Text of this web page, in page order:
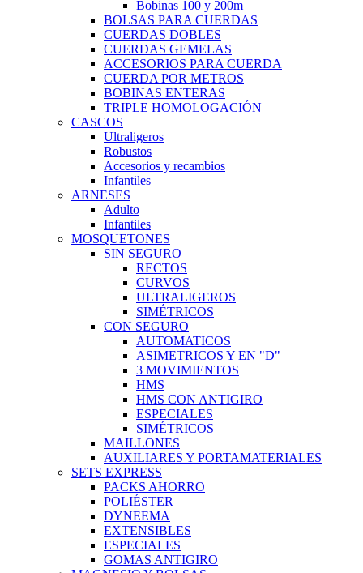
Bobinas 100 y 200m
BOLSAS PARA CUERDAS
CUERDAS DOBLES
CUERDAS GEMELAS
ACCESORIOS PARA CUERDA
CUERDA POR METROS
BOBINAS ENTERAS
TRIPLE HOMOLOGACIÓN
CASCOS
Ultraligeros
Robustos
Accesorios y recambios
Infantiles
ARNESES
Adulto
Infantiles
MOSQUETONES
SIN SEGURO
RECTOS
CURVOS
ULTRALIGEROS
SIMÉTRICOS
CON SEGURO
AUTOMATICOS
ASIMETRICOS Y EN "D"
3 MOVIMIENTOS
HMS
HMS CON ANTIGIRO
ESPECIALES
SIMÉTRICOS
MAILLONES
AUXILIARES Y PORTAMATERIALES
SETS EXPRESS
PACKS AHORRO
POLIÉSTER
DYNEEMA
EXTENSIBLES
ESPECIALES
GOMAS ANTIGIRO